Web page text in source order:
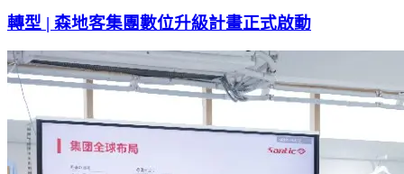
轉型 | 森地客集團數位升級計畫正式啟動